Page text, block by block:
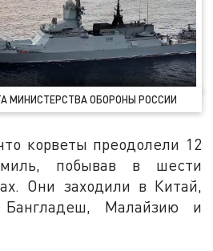
МИНИСТЕРСТВА ОБОРОНЫ РОССИИ
корветы преодолели 12
побывав в шести
Они заходили в Китай,
Малайзию и